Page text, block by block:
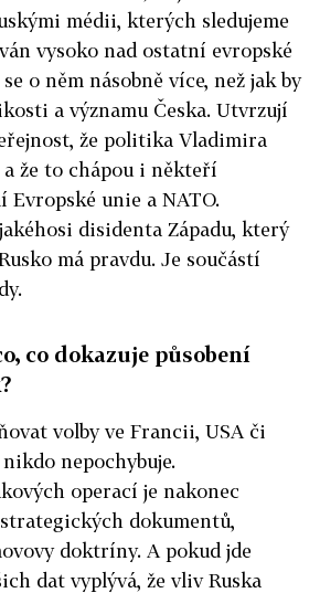
médii, kterých sledujeme
vysoko nad ostatní evropské
o něm násobně více, než jak by
a významu Česka. Utvrzují
že politika Vladimira
že to chápou i někteří
Evropské unie a NATO.
disidenta Západu, který
má pravdu. Je součástí
co dokazuje působení
volby ve Francii, USA či
nepochybuje.
operací je nakonec
dokumentů,
doktríny. A pokud jde
dat vyplývá, že vliv Ruska